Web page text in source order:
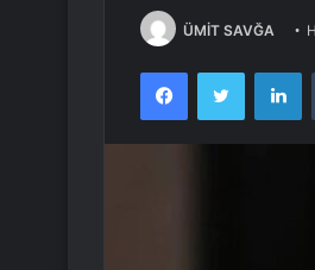
ÜMİT SAVĞA
FacebookTwitter